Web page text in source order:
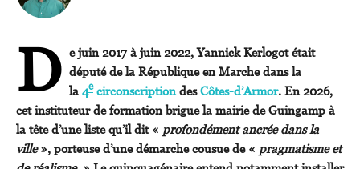
D e juin 2017 à juin 2022, Yannick Kerlogot était
député de la République en Marche dans la
la4ecirconscriptiondesCôtes-d’Armor. En 2026,
cet instituteur de formation brigue la mairie de Guingamp à
la tête d’une liste qu’il dit « profondément ancrée dans la
ville», porteuse d’une démarche cousue de « pragmatisme et